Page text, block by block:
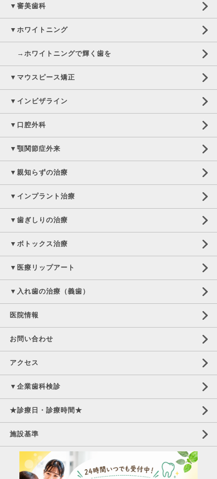
▼審美歯科
▼ホワイトニング
→ホワイトニングで輝く歯を
▼マウスピース矯正
▼インビザライン
▼口腔外科
▼顎関節症外来
▼親知らずの治療
▼インプラント治療
▼歯ぎしりの治療
▼ボトックス治療
▼医療リップアート
▼入れ歯の治療（義歯）
医院情報
お問い合わせ
アクセス
▼企業歯科検診
★診療日・診療時間★
施設基準